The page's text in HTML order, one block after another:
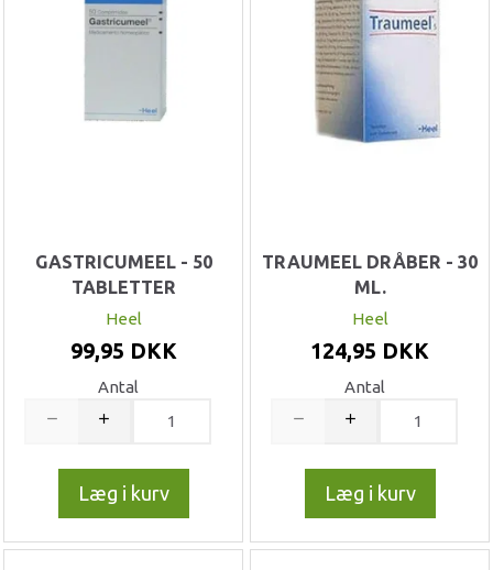
GASTRICUMEEL - 50
TABLETTER
Heel
99,95 DKK
Antal
Læg i kurv
TRAUMEEL DRÅBER - 30
ML.
Heel
124,95 DKK
Antal
Læg i kurv